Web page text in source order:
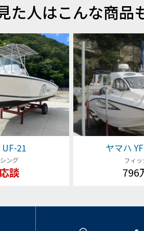
た人はこんな商品
21
ング
談
ヤマハ
フィ
796